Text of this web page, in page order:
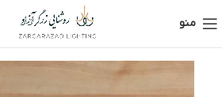
منو